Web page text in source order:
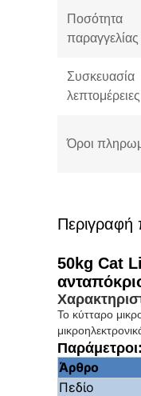
Ποσότητα
Συσκευασία
Όροι
Περιγραφή
50kg Cat
Το κύτταρο
Παράμετροι:
Άρθρο
Πεδίο